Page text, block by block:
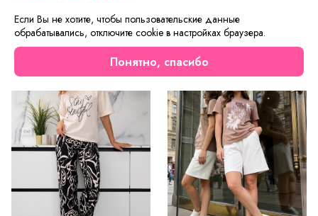
Мы рекомендуем
Новинка
Если Вы не хотите, чтобы пользовательские данные
обрабатывались, отключите cookie в настройках браузера.
Понятно, спасибо